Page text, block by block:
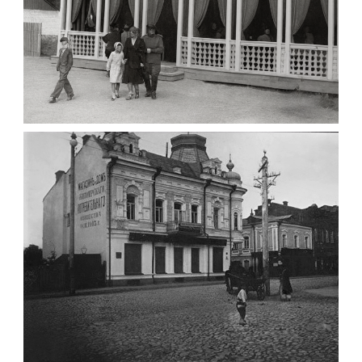
ПАВІЛЬЙОН МОРОЗИВА ЖИТОМИР 1947
Фото Житомир (1945-
1960)
Leave a comment
ФОТО ЖИТОМИРА 1905 ВУЛ.